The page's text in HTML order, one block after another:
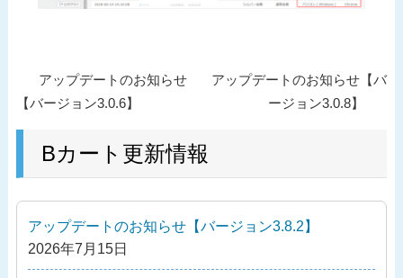
ナ
シ
ョ
ン
過
去
投
アップデートのお知らせ
【バージョン3.0.6】
次
アップデートのお知らせ【バ
ージョン3.0.8】
Bカート更新情報
アップデートのお知らせ【バージョン3.8.2】
2026年7月15日